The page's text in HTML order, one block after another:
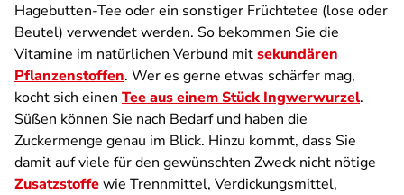
Hagebutten-Tee oder ein sonstiger Früchtetee (lose oder
Beutel) verwendet werden. So bekommen Sie die
Vitamine im natürlichen Verbund mitsekundären
Pflanzenstoffen. Wer es gerne etwas schärfer mag,
kocht sich einen Tee aus einem Stück Ingwerwurzel.
Süßen können Sie nach Bedarf und haben die
Zuckermenge genau im Blick. Hinzu kommt, dass Sie
damit auf viele für den gewünschten Zweck nicht nötige
Zusatzstoffewie Trennmittel, Verdickungsmittel,